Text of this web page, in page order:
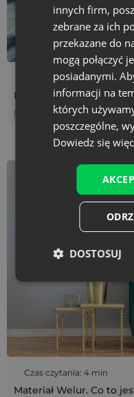
Czas czytania: 4 min
Poduszka na igły DIY,
Czytaj więcej
Czas czytania: 4 min
Materiał Welur. Co to
innych firm,
zebrane za ich
przekazane do
mogą połączyć
posiadanymi.
informacji na
których
poszczególne,
Dowiedz się
DOSTOSUJ